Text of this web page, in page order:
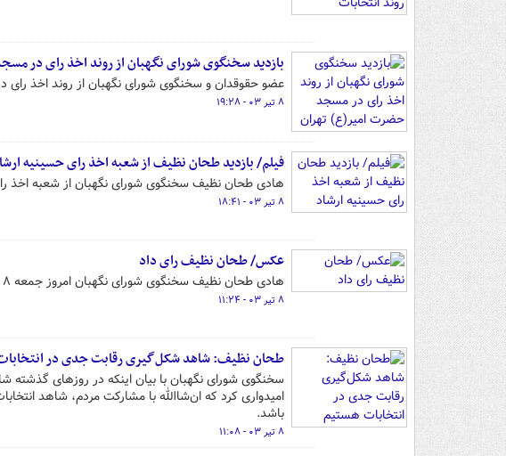
بازدید سخنگوی شورای نگهبان از روند اخذ رای در
عضو حقوقدان و سخنگوی شورای نگهبان از روند اخذ
۸ تیر ۰۳ - ۱۹:۲۸
فیلم/ بازدید طحان نظیف از شعبه اخذ رای حسینیه
هادی طحان نظیف سخنگوی شورای نگهبان از شعبه اخذ
۸ تیر ۰۳ - ۱۸:۴۱
عکس/ طحان نظیف رای داد
هادی طحان نظیف سخنگوی شورای نگهبان امروز جمعه ۸ تیر ۱۴۰۳ در انتخابات ریاست جمهوری شرکت کرد.
۸ تیر ۰۳ - ۱۱:۲۴
طحان نظیف: شاهد شکل‌گیری رقابت جدی در
سخنگوی شورای نگهبان با بیان اینکه در روزهای گذشته
امیدواری کرد که ان‌شاالله با مشارکت مردم، شاهد
باشد.
۸ تیر ۰۳ - ۱۱:۰۸